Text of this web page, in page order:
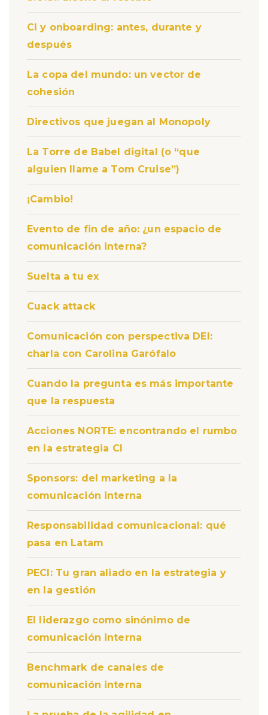
CI y onboarding: antes, durante y
después
La copa del mundo: un vector de
cohesión
Directivos que juegan al Monopoly
La Torre de Babel digital (o “que
alguien llame a Tom Cruise”)
¡Cambio!
Evento de fin de año: ¿un espacio de
comunicación interna?
Suelta a tu ex
Cuack attack
Comunicación con perspectiva DEI:
charla con Carolina Garófalo
Cuando la pregunta es más importante
que la respuesta
Acciones NORTE: encontrando el rumbo
en la estrategia CI
Sponsors: del marketing a la
comunicación interna
Responsabilidad comunicacional: qué
pasa en Latam
PECI: Tu gran aliado en la estrategia y
en la gestión
El liderazgo como sinónimo de
comunicación interna
Benchmark de canales de
comunicación interna